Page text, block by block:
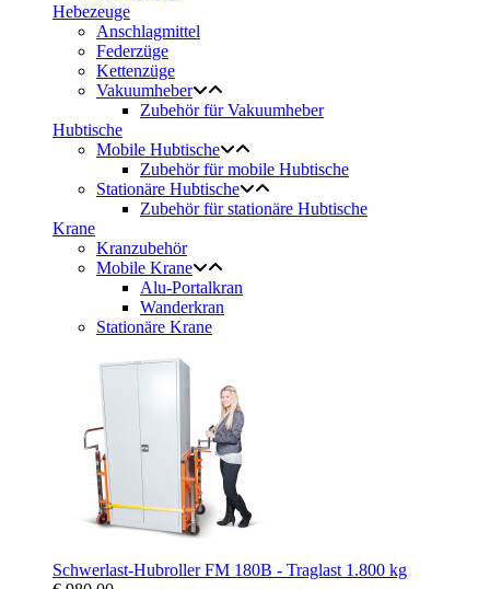
Hebezeuge
Anschlagmittel
Federzüge
Kettenzüge
Vakuumheber
Zubehör für Vakuumheber
Hubtische
Mobile Hubtische
Zubehör für mobile Hubtische
Stationäre Hubtische
Zubehör für stationäre Hubtische
Krane
Kranzubehör
Mobile Krane
Alu-Portalkran
Wanderkran
Stationäre Krane
Schwerlast-Hubroller FM 180B - Traglast 1.800 kg